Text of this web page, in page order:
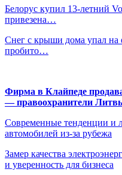
Белорус купил 13-летний
привезена…
Снег с крыши дома упал
пробито…
Фирма в Клайпеде
— правоохранители
Современные тенденции и
автомобилей из-за рубежа
Замер качества
и уверенность для бизнеса